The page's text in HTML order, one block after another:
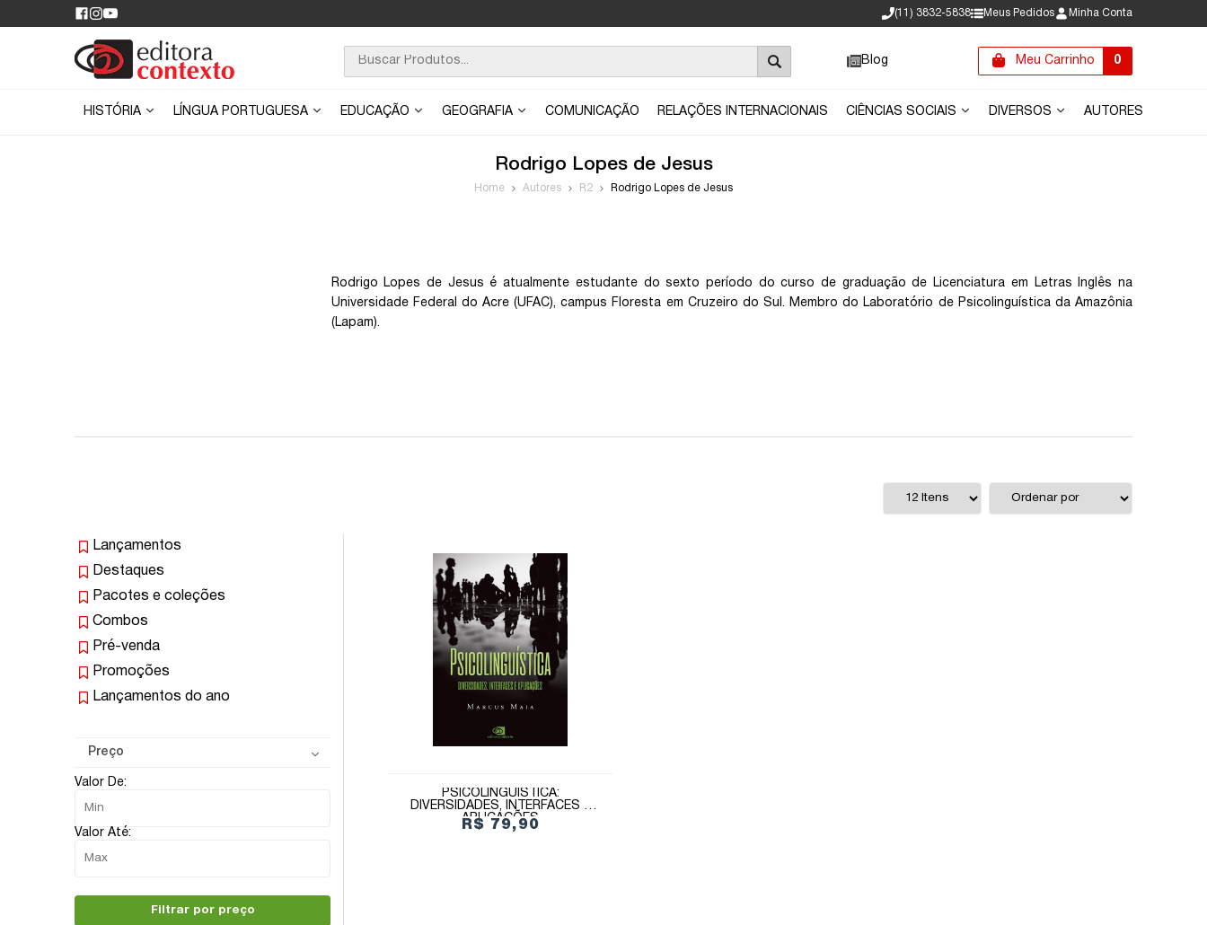
(11) 3832-5838 Meus Pedidos Minha Conta
Blog Meu Carrinho 0
HISTÓRIA LÍNGUA PORTUGUESA EDUCAÇÃO GEOGRAFIA COMUNICAÇÃO RELAÇÕES INTERNACIONAIS CIÊNCIAS SOCIAIS DIVERSOS AUTORES
Rodrigo Lopes de Jesus
Home Autores R2 Rodrigo Lopes de Jesus
Rodrigo Lopes de Jesus é atualmente estudante do sexto período do curso de graduação de Licenciatura em Letras Inglês na
Universidade Federal do Acre (UFAC), campus Floresta em Cruzeiro do Sul. Membro do Laboratório de Psicolinguística da Amazônia
(Lapam).
Lançamentos
Destaques
Pacotes e coleções
Combos
Pré-venda
Promoções
Lançamentos do ano
Preço
Valor De:
Valor Até:
Filtrar por preço
PSICOLINGUÍSTICA:
DIVERSIDADES, INTERFACES E
APLICAÇÕES
R$ 79,90